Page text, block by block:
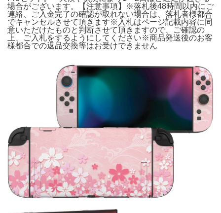
場合がございます。【注意事項】※落札後48時間以内にご
連絡、ご入金完了の確認が取れない場合は、落札者様都合
でキャンセルさせて頂きます※入札はページ記載内容に同
意いただけたものと判断させて頂きますので、ご確認の
上、ご入札をするようにしてください※商品発送後のお客
様都合での返品交換等はお受けできません